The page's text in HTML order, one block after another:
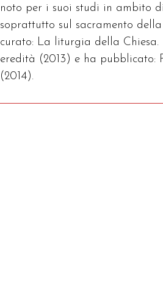
noto per i suoi studi in ambito
soprattutto sul sacramento
curato: La liturgia della Chiesa.
eredità (2013) e ha pubblicato:
(2014).